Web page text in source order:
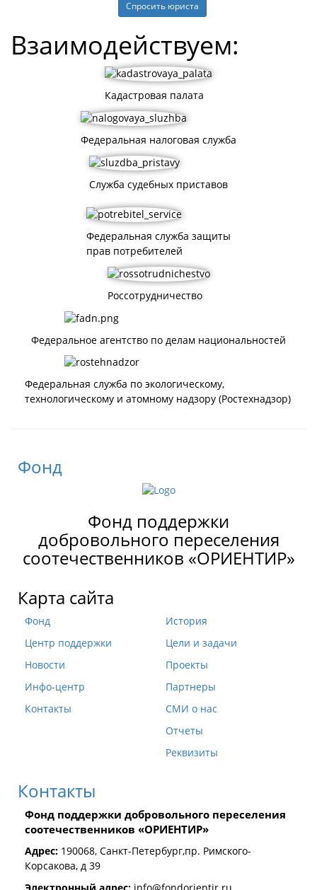
Спросить юриста
Взаимодействуем:
Кадастровая палата
Федеральная налоговая служба
Служба судебных приставов
Федеральная служба защиты
прав потребителей
Россотрудничество
Федеральное агентство по делам национальностей
Федеральная служба по экологическому,
технологическому и атомному надзору (Ростехнадзор)
Фонд
Фонд поддержки
добровольного переселения
соотечественников «ОРИЕНТИР»
Карта сайта
Фонд
Центр поддержки
Новости
Инфо-центр
Контакты
История
Цели и задачи
Проекты
Партнеры
СМИ о нас
Отчеты
Реквизиты
Контакты
Фонд поддержки добровольного переселения
соотечественников «ОРИЕНТИР»
Адрес: 190068, Санкт-Петербург,пр. Римского-
Корсакова, д 39